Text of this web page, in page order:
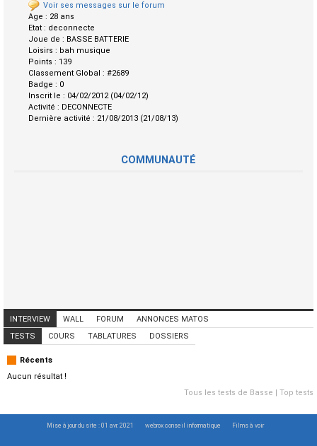
Voir ses messages sur le forum
Age : 28 ans
Etat : deconnecte
Joue de : BASSE BATTERIE
Loisirs : bah musique
Points : 139
Classement Global : #2689
Badge : 0
Inscrit le : 04/02/2012 (04/02/12)
Activité : DECONNECTE
Dernière activité : 21/08/2013 (21/08/13)
COMMUNAUTÉ
INTERVIEW WALL FORUM
ANNONCES MATOS
ANNONCES MUSICIENS
CONCERTS
TESTS COURS TABLATURES DOSSIERS
Récents
Aucun résultat !
Tous les tests de Basse
Top tests
Mise à jour du site : 01 avr. 2021 webrox conseil informatique Films à voir